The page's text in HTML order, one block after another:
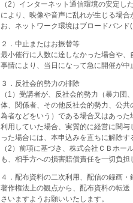
（2）インターネット通信環境の安定し
により、映像や音声に乱れが生じる場
お、ネットワーク環境はブロードバンド
２．中止またはお振替等
最小催行に人数に達しなかった場合や
事情により、当日になって急に開催が中
３．反社会的勢力の排除
（1）受講者が、反社会的勢力（暴力団
体、関係者、その他反社会的勢力、公
為者などをいう）である場合又はあっ
利用していた場合、実質的に経営に関
った場合には、本申込みを直ちに解除す
（2）前項に基づき、株式会社ＣＢホー
も、相手方への損害賠償責任を一切負担
４．配布資料の二次利用、配信の録画・
著作権法上の観点から、配布資料の転
さいますようお願いいたします。